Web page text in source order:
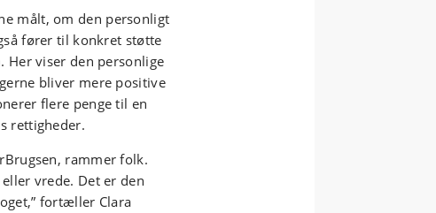
målt, om den personligt
fører til konkret støtte
viser den personlige
bliver mere positive
flere penge til en
rettigheder.
rammer folk.
vrede. Det er den
fortæller Clara